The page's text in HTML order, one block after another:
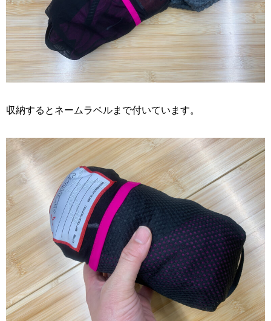
収納するとネームラベルまで付いています。